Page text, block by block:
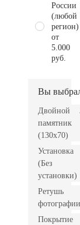
России
(любой
регион)
от
5.000
руб.
Вы
Двойной
памятник
(130х70)
Установка
(Без
установки)
Ретушь
фотографии
Покрытие